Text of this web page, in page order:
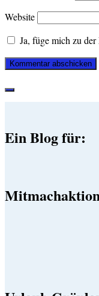
Website
Ja, füge mich zu
Ein Blog für: